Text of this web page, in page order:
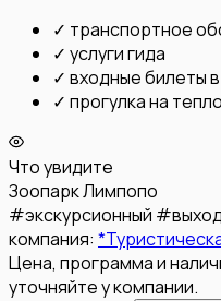
✓ транспортное
✓ услуги гида
✓ входные билеты
✓ прогулка на
Что увидите
Зоопарк Лимпопо
#экскурсионный #
компания:
Цена, программа и
уточняйте у компании.